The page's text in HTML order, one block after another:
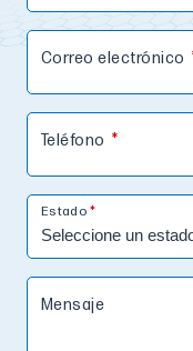
Correo electrónico
Teléfono
Estado
Mensaje